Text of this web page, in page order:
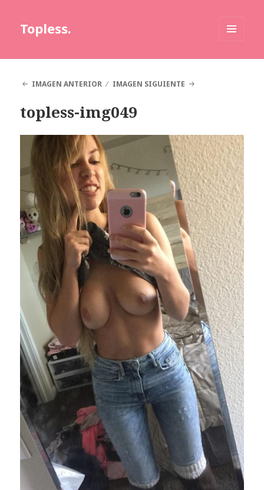
Topless.
IMAGEN ANTERIOR
IMAGEN SIGUIENTE
topless-img049